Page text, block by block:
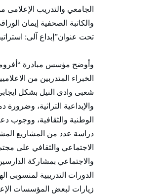
الجامعي والتدريب
والكاتبة الصحفية إيمان
تحت عنوان”إبداع آلى:
وأوضح مؤسس مبادرة
الخبراء المتدربين من
شعبى وادى النيل بشكل
والإبداعية التراثية،
الوطنية والثقافية، ووجوب
دراسة عدد من المشاريع
والاجتماعي بمشاركة
الدورات التدريبية لمنسوبى
زيارات لبعض المؤسسات